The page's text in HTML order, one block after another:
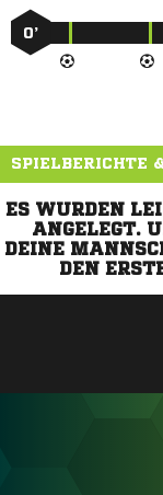
0’
SPIELBERICHTE
ES WURDEN
ANGELEGT.
DEINE
DEN